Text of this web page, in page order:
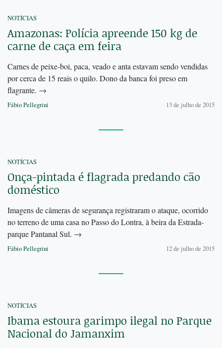
NOTÍCIAS
Amazonas: Polícia apreende 150 kg de
carne de caça em feira
Carnes de peixe-boi, paca, veado e anta estavam sendo vendidas
por cerca de 15 reais o quilo. Dono da banca foi preso em
flagrante. →
Fábio Pellegrini 13 de julho de 2015
NOTÍCIAS
Onça-pintada é flagrada predando cão
doméstico
Imagens de câmeras de segurança registraram o ataque, ocorrido
no terreno de uma casa no Passo do Lontra, à beira da Estrada-
parque Pantanal Sul. →
Fábio Pellegrini 12 de julho de 2015
NOTÍCIAS
Ibama estoura garimpo ilegal no Parque
Nacional do Jamanxim